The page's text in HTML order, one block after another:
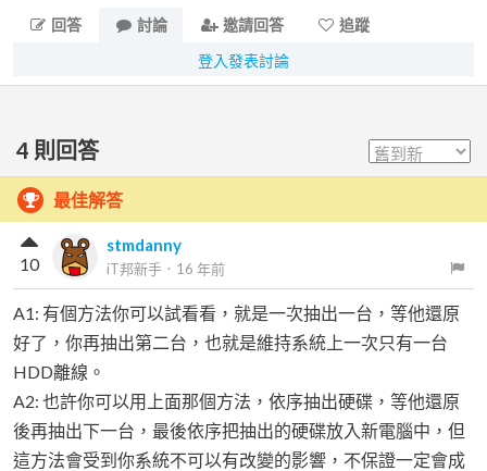
回答
討論 邀請回答
追蹤
登入發表討論
4 則回答
最佳解答
stmdanny
iT邦新手 ． 16 年前
10
A1: 有個方法你可以試看看，就是一次抽出一台，等他還原
好了，你再抽出第二台，也就是維持系統上一次只有一台
HDD離線。
A2: 也許你可以用上面那個方法，依序抽出硬碟，等他還原
後再抽出下一台，最後依序把抽出的硬碟放入新電腦中，但
這方法會受到你系統不可以有改變的影響，不保證一定會成